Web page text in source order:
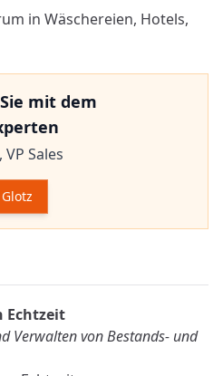
in Wäschereien, Hotels,
mit dem
VP Sales
Echtzeit
Verwalten von Bestands- und